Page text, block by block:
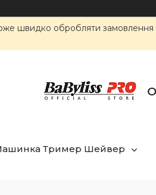
швидко обробляти замовлення
Тример Шейвер